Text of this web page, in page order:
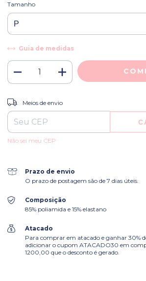
Tamanho
Guia de medidas
Entregas para o CEP:
Meios de envio
Não sei meu CEP
Prazo de envio
O prazo de postagem são de 7 dias úteis.
Composição
85% poliamida e 15% elastano
Atacado
Para comprar em atacado e ganhar 30%
adicionar o cupom ATACADO30 em
1200,00 que o desconto é gerado.